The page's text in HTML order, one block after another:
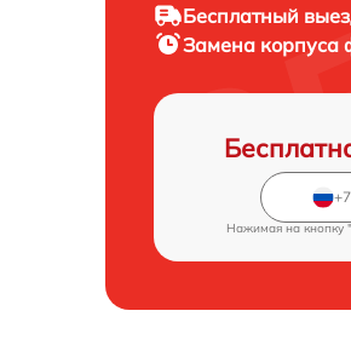
Бесплатный
Замена корпуса
Нажимая на кнопку